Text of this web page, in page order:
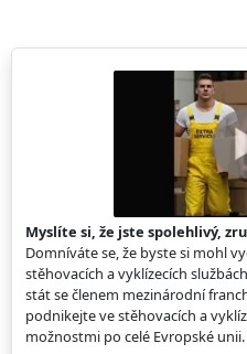
Myslíte si, že jste spolehlivý,
Domníváte se, že byste si mohl
stěhovacích a vyklízecích
stát se členem mezinárodní
podnikejte ve stěhovacích a
možnostmi po celé Evropské unii.